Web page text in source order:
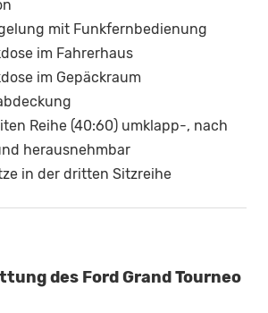
mit Funkfernbedienung
im Fahrerhaus
im Gepäckraum
Reihe (40:60) umklapp-, nach
herausnehmbar
in der dritten Sitzreihe
des Ford Grand Tourneo